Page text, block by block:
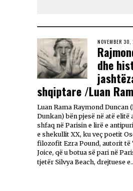
NOVEMBER
dhe
shqiptare /Luan
Luan Rama Raymond Duncan
Dunkan) bën pjesë në atë elitë
shfaq në Parisin e lirë e
e shekullit XX, ku veç poetit
filozofit Ezra Pound, autorit të
Joice, që u botua së pari në
tjetër Silvya Beach, drejtuese